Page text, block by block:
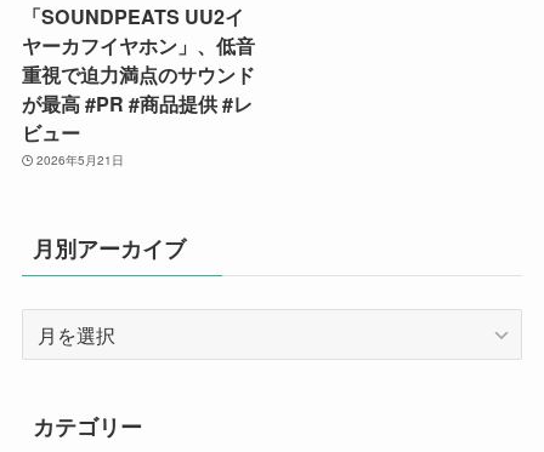
「SOUNDPEATS UU2イ
ヤーカフイヤホン」、低音
重視で迫力満点のサウンド
が最高 #PR #商品提供 #レ
ビュー
2026年5月21日
月別アーカイブ
別
カ
カテゴリー